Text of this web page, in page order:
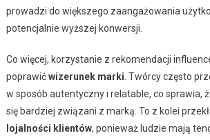
prowadzi do większego zaangażowania
potencjalnie wyższej konwersji.
Co więcej, korzystanie z rekomendacji
poprawićwizerunek marki . Twórcy często
w sposób autentyczny i relatable, co sprawia,
się bardziej związani z marką. To z kolei
lojalności klientów, ponieważ ludzie mają